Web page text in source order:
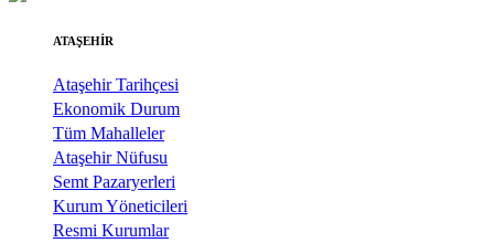
ATAŞEHİR
Ataşehir Tarihçesi
Ekonomik Durum
Tüm Mahalleler
Ataşehir Nüfusu
Semt Pazaryerleri
Kurum Yöneticileri
Resmi Kurumlar